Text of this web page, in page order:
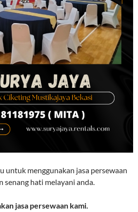
untuk menggunakan jasa persewaan
senang hati melayani anda.
jasa persewaan kami.